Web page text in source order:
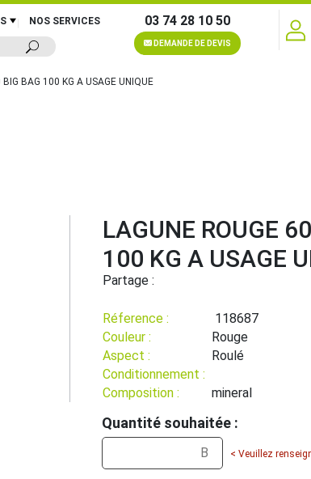
NOS SERVICES 03 74 28 10 50
DEMANDE DE DEVIS
BAG 100 KG A USAGE UNIQUE
LAGUNE ROUGE
100 KG A USAGE
Partage :
Réference :
118687
Couleur :
Rouge
Aspect :
Roulé
Conditionnement :
Composition :
mineral
Quantité souhaitée :
< Veuillez